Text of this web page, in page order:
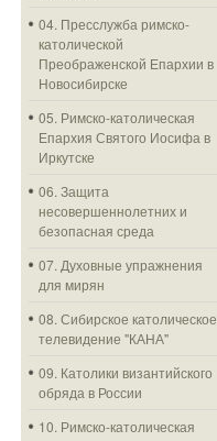
04. Пресслужба римско-
католической
Преображенской Епархии в
Новосибирске
05. Римско-католическая
Епархия Святого Иосифа в
Иркутске
06. Защита
несовершеннолетних и
безопасная среда
07. Духовные упражнения
для мирян
08. Сибирское католическое
телевидение "КАНА"
09. Католики византийского
обряда в России
10. Римско-католическая